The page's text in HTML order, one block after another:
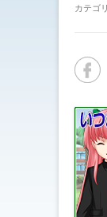
カテゴ